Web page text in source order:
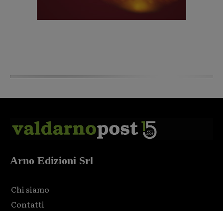
Arno Edizioni Srl
Chi siamo
Contatti